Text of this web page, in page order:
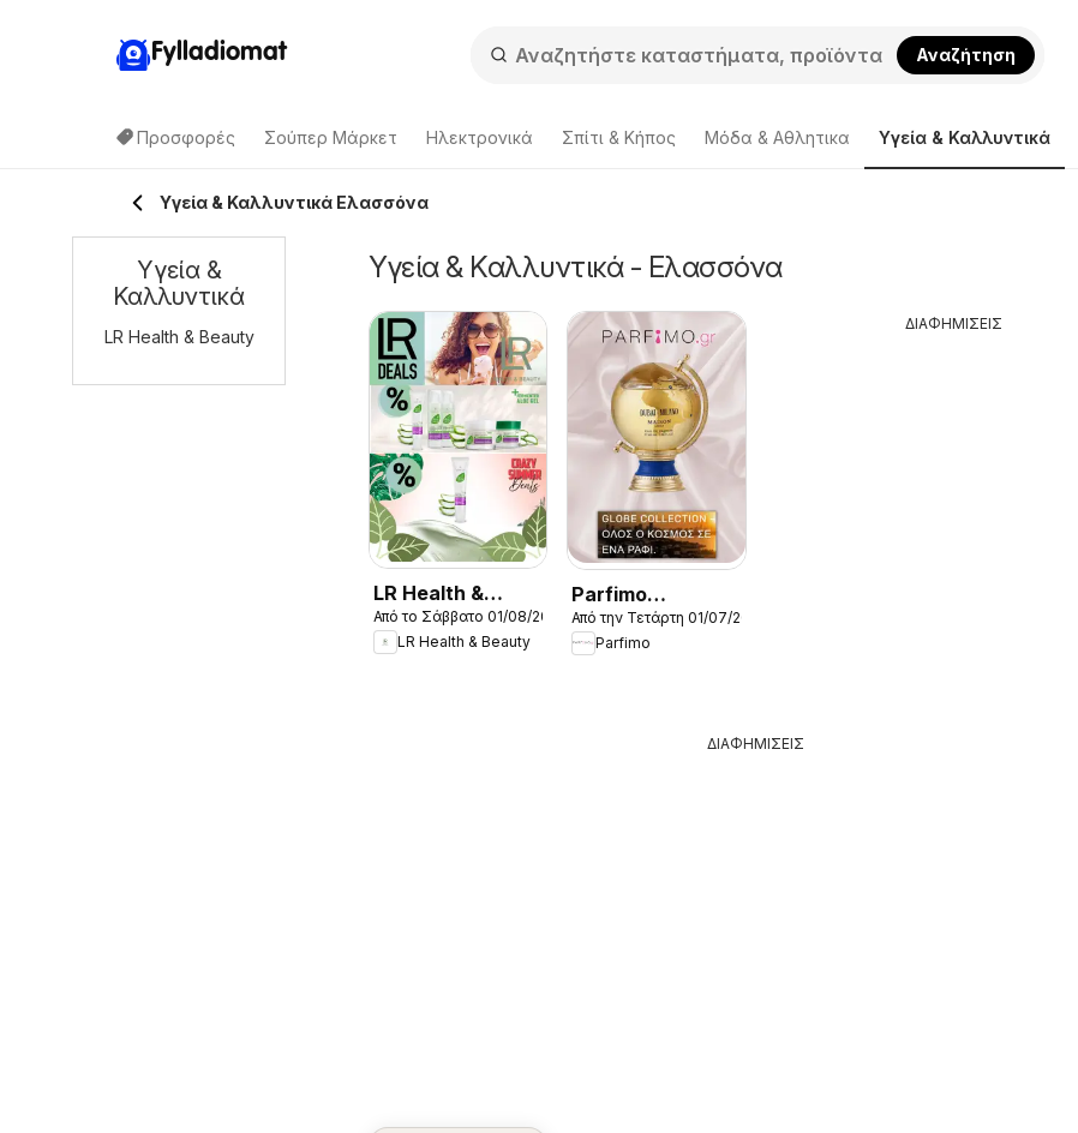
Fylladiomat Αναζήτηση
Προσφορές Σούπερ Μάρκετ Hλεκτρονικά Σπίτι & Κήπος Μόδα & Aθλητικα Υγεία & Καλλυντικά
Υγεία & Καλλυντικά Ελασσόνα
Υγεία & Καλλυντικά - Ελασσόνα
LR Health &
Beauty -
Kατάλογος
Από το Σάββατο 01/08/2026
LR Health & Beauty
Parfimo
Kατάλογος 2026
Από την Τετάρτη 01/07/2026
Parfimo
ΔΙΑΦΗΜΙΣΕΙΣ
ΔΙΑΦΗΜΙΣΕΙΣ
Υγεία &
Καλλυντικά
LR Health & Beauty